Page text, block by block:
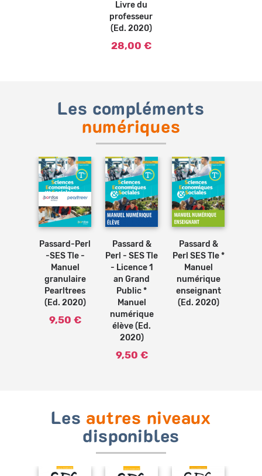
Livre du
professeur
(Ed. 2020)
28,00 €
Les compléments
numériques
Passard-Perl
-SES Tle -
Manuel
granulaire
Pearltrees
(Ed. 2020)
9,50 €
Ajouter
au
Passard &
Perl - SES Tle
- Licence 1
an Grand
Public *
Manuel
numérique
élève (Ed.
2020)
9,50 €
Passard &
Perl SES Tle *
Manuel
numérique
enseignant
(Ed. 2020)
Les autres niveaux
disponibles